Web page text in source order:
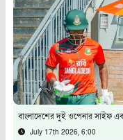
বাংলাদেশের দুই ওপেনার সাইফ
July 17th 2026, 6:00